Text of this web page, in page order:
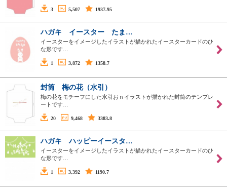
3 5,507 1937.95
ハガキ イースター たま…
イースターをイメージしたイラストが描かれたイースターカードのひ
な形です…
1 3,872 1358.7
封筒 梅の花（水引）
梅の花をモチーフにした水引おｎイラストが描かれた封筒のテンプレ
ートです…
20 9,468 3383.8
ハガキ ハッピーイースタ…
イースターをイメージしたイラストが描かれたイースターカードのひ
な形です…
1 3,392 1190.7